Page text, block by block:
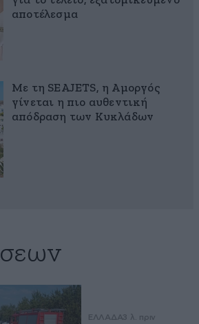
αποτέλεσμα
Με τη SEAJETS, η Αμοργός
γίνεται η πιο αυθεντική
απόδραση των Κυκλάδων
ΕΛΛΑΔΑ3 λ. πριν